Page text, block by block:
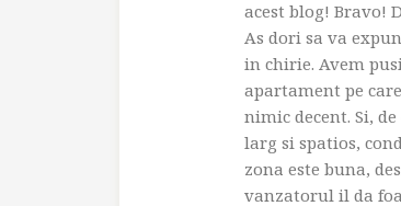
acest blog! Bravo!
As dori sa va
in chirie. Avem
apartament pe
nimic decent. Si,
larg si spatios,
zona este buna,
vanzatorul il da